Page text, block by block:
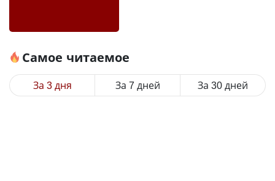
Самое читаемое
За 3 дня За 7 дней За 30 дней